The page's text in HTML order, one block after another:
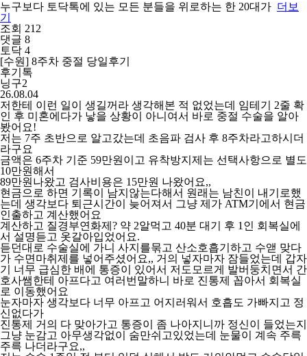
누구보다 토닥톡에 있는 모든 분들을 위로하는 한 20대가 더보
기
조회 212
댓글 8
토닥 4
[수원] 8주차 중절 당일후기
후기톡
닝구2
26.08.04
저한테 이런 일이 생길꺼라 생각해본 적 없었는데 임테기 2줄 확
인 후 미혼에다가 낳을 상황이 아니여서 바로 중절 수술을 알아
봤어요!
저는 7주 초반으로 알고갔는데 초음파 검사 후 8주차라고하시더
라구요
금액은 6주차 기준 59만원이고 유착방지제는 선택사항으로 별도
10만원해서
89만원나왔고 검사비용은 15만원 나왔어요,,
현금으로 하면 기록이 남지않는다해서 원래는 남친이 내기로했
는데 생각보다 퇴근시간이 늦어져서 그냥 제가 ATM기에서 현금
인출하고 계산했어요
계산하고 질경부연화제? 약 2알먹고 40분 대기 후 1인 회복실에
서 설명듣고 옷갈아입었어요.
듣던대로 수술실에 가니 사지를묶고 산소호흡기하고 수앧 맞다
가 수면마취제를 넣어주셨어요,, 거의 넣자마자 잠들었는데 갑자
기 너무 급심한 배에 통증이 있어서 저도모르게 발버둥치면서 간
호사쌤한테 아프다고 여러번말하니 바로 진통제 꼽아서 회복실
로 이동했어요
눈자마자 생각보다 너무 아프고 어지러워서 호흡도 가빠지고 정
신없다가
진통제 거의 다 맞아가고 통증이 좀 나아지니까 정신이 들었는지
그냥 눈감고 아무생각없이 숨만쉬고있었는데 눈물이 계속 주륵
주륵 나더라구요,,